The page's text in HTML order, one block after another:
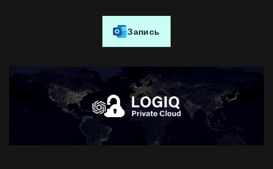
Запись